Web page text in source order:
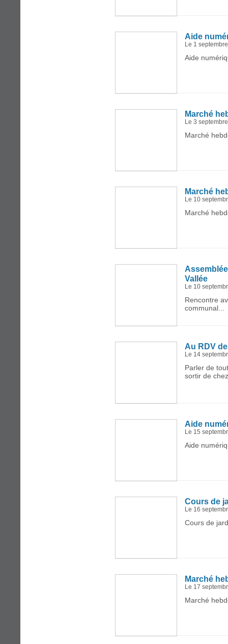
Aide
Le 1
Aide
Marché
Le 3
Marché
Marché
Le 10
Marché
Vallée
Le 10
Rencontre
communal...
Au RDV
Le 14
Parler de
sortir de
Aide
Le 15
Aide
Cours de
Le 16
Cours de
Marché
Le 17
Marché